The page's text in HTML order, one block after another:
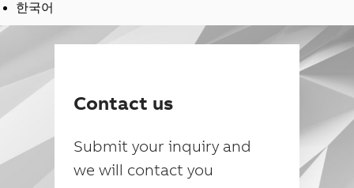
한국어
Contact us
Submit your inquiry and
we will contact you